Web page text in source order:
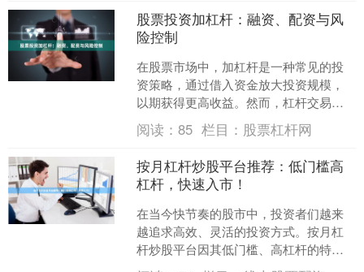
股票投资加杠杆：融资、配资与风
险控制
在股票市场中，加杠杆是一种常见的投
资策略，通过借入资金放大投资规模，
以期获得更高收益。然而，杠杆交易也
是一把双刃剑，在放大收益的同时也放
大了风险。本文将详细介绍....
阅读：85 栏目： 股票杠杆网
按月杠杆炒股平台推荐：低门槛高
杠杆，快速入市！
在当今快节奏的股市中，投资者们越来
越追求高效、灵活的投资方式。按月杠
杆炒股平台因其低门槛、高杠杆的特
性，正成为许多投资者快速入市、放大